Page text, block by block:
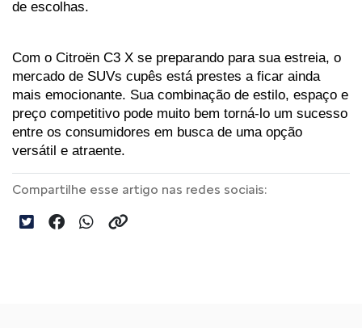
de escolhas.
Com o Citroën C3 X se preparando para sua estreia, o
mercado de SUVs cupês está prestes a ficar ainda
mais emocionante. Sua combinação de estilo, espaço e
preço competitivo pode muito bem torná-lo um sucesso
entre os consumidores em busca de uma opção
versátil e atraente.
Compartilhe esse artigo nas redes sociais: